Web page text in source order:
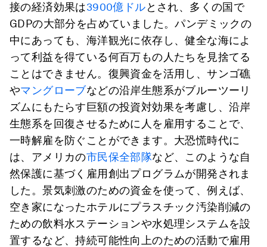
接の経済効果は3900億ドルとされ、多くの国で
GDPの大部分を占めていました。パンデミックの
中にあっても、海洋観光に依存し、健全な海によ
って利益を得ている何百万もの人たちを見捨てる
ことはできません。復興資金を活用し、サンゴ礁
やマングローブなどの沿岸生態系がブルーツーリ
ズムにもたらす巨額の投資対効果を考慮し、沿岸
生態系を回復させるために人を雇用することで、
一時解雇を防ぐことができます。大恐慌時代に
は、アメリカの市民保全部隊など、このような自
然保護に基づく雇用創出プログラムが開発されま
した。景気刺激のための資金を使って、例えば、
空き家になったホテルにプラスチック汚染削減の
ための飲料水ステーションや水処理システムを設
置するなど、持続可能性向上のための活動で雇用